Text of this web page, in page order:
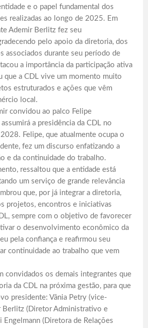
e o papel fundamental dos
realizadas ao longo de 2025. Em
Ademir Berlitz fez seu
pelo apoio da diretoria, dos
associados durante seu período de
a importância da participação ativa
que a CDL vive um momento muito
estruturados e ações que vêm
local.
convidou ao palco Felipe
a presidência da CDL no
Felipe, que atualmente ocupa o
fez um discurso enfatizando a
e da continuidade do trabalho.
ressaltou que a entidade está
um serviço de grande relevância
que, por já integrar a diretoria,
projetos, encontros e iniciativas
sempre com o objetivo de favorecer
o desenvolvimento econômico da
pela confiança e reafirmou seu
continuidade ao trabalho que vem
convidados os demais integrantes que
da CDL na próxima gestão, para que
presidente: Vânia Petry (vice-
Berlitz (Diretor Administrativo e
Engelmann (Diretora de Relações